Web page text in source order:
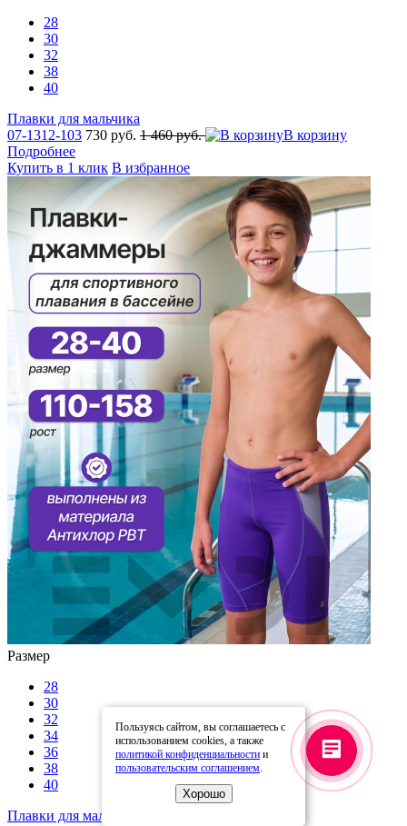
28
30
32
38
40
Плавки для мальчика
07-1312-103 730 руб. 1 460 руб.
В корзину
Подробнее
Купить в 1 клик В избранное
Размер
28
30
32
34
36
38
40
Плавки для мальчика
Пользуясь сайтом, вы соглашаетесь с
использованием cookies, а также
политикой конфиденциальности и
пользовательским соглашением.
Хорошо